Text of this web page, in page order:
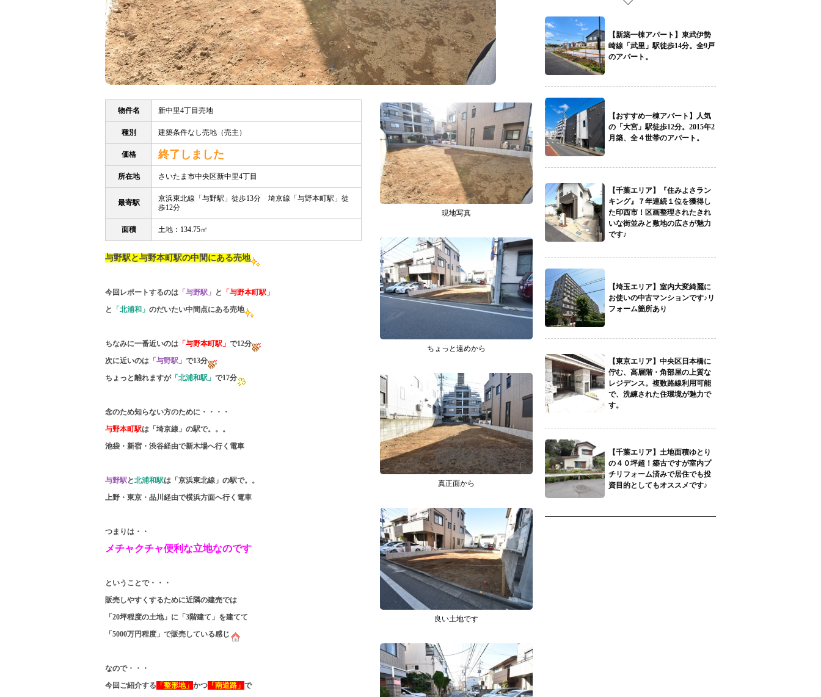
物件名 新中里4丁目売地
種別 建築条件なし売地（売主）
価格 終了しました
所在地 さいたま市中央区新中里4丁目
最寄駅
京浜東北線「与野駅」徒歩13分 埼京線「与野本町駅」徒
歩12分
面積 土地：134.75㎡
与野駅と与野本町駅の中間にある売地
今回レポートするのは 「与野駅」 と
「与野本町駅」
と
「北浦和」 のだいたい中間点にある売地
ちなみに一番近いのは 「与野本町駅」 で12分
次に近いのは 「与野駅」 で13分
ちょっと離れますが「北浦和駅」 で17分
念のため知らない方のために・・・・
与野本町駅は「埼京線」の駅で。。。
池袋・新宿・渋谷経由で新木場へ行く電車
与野駅と北浦和駅は「京浜東北線」の駅で。。
上野・東京・品川経由で横浜方面へ行く電車
つまりは・・
メチャクチャ便利な立地なのです
ということで・・・
販売しやすくするために近隣の建売では
「20坪程度の土地」に「3階建て」を建てて
「5000万円程度」で販売している感じ
なので・・・
今回ご紹介する 「整形地」 かつ 「南道路」 で
現地写真
ちょっと遠めから
真正面から
良い土地です
【新築一棟アパート】東武伊勢
崎線「武里」駅徒歩14分。全9戸
のアパート。
【おすすめ一棟アパート】人気
の「大宮」駅徒歩12分。2015年2
月築、全４世帯のアパート。
【千葉エリア】『住みよさラン
キング』７年連続１位を獲得し
た印西市！区画整理されたきれ
いな街並みと敷地の広さが魅力
です♪
【埼玉エリア】室内大変綺麗に
お使いの中古マンションです♪リ
フォーム箇所あり
【東京エリア】中央区日本橋に
佇む、高層階・角部屋の上質な
レジデンス。複数路線利用可能
で、洗練された住環境が魅力で
す。
【千葉エリア】土地面積ゆとり
の４０坪超！築古ですが室内プ
チリフォーム済みで居住でも投
資目的としてもオススメです♪